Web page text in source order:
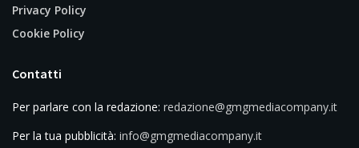
Privacy Policy
Cookie Policy
Contatti
Per parlare con la redazione: redazione@gmgmediacompany.it
Per la tua pubblicità: info@gmgmediacompany.it